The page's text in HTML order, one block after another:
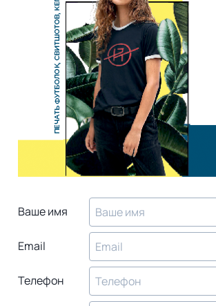
Ваше имя
Email
Телефон